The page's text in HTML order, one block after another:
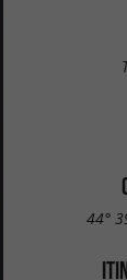
44°